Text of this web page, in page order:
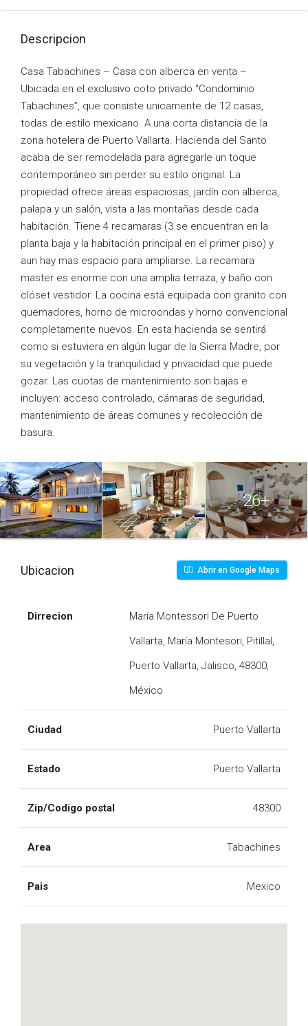
Descripcion
Casa Tabachines – Casa con alberca en venta –
Ubicada en el exclusivo coto privado “Condominio
Tabachines”, que consiste unicamente de 12 casas,
todas de estilo mexicano. A una corta distancia de la
zona hotelera de Puerto Vallarta. Hacienda del Santo
acaba de ser remodelada para agregarle un toque
contemporáneo sin perder su estilo original. La
propiedad ofrece áreas espaciosas, jardín con alberca,
palapa y un salón, vista a las montañas desde cada
habitación. Tiene 4 recamaras (3 se encuentran en la
planta baja y la habitación principal en el primer piso) y
aun hay mas espacio para ampliarse. La recamara
master es enorme con una amplia terraza, y baño con
clóset vestidor. La cocina está equipada con granito con
quemadores, horno de microondas y horno convencional
completamente nuevos. En esta hacienda se sentirá
como si estuviera en algún lugar de la Sierra Madre, por
su vegetación y la tranquilidad y privacidad que puede
gozar. Las cuotas de mantenimiento son bajas e
incluyen: acceso controlado, cámaras de seguridad,
mantenimiento de áreas comunes y recolección de
basura.
26+
Ubicacion Abrir en Google Maps
Dirrecion
Maria Montessori De Puerto
Vallarta, María Montesori, Pitillal,
Puerto Vallarta, Jalisco, 48300,
México
Ciudad Puerto Vallarta
Estado Puerto Vallarta
Zip/Codigo postal 48300
Area Tabachines
Pais Mexico